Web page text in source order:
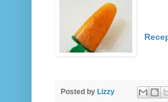
Posted by Lizzy